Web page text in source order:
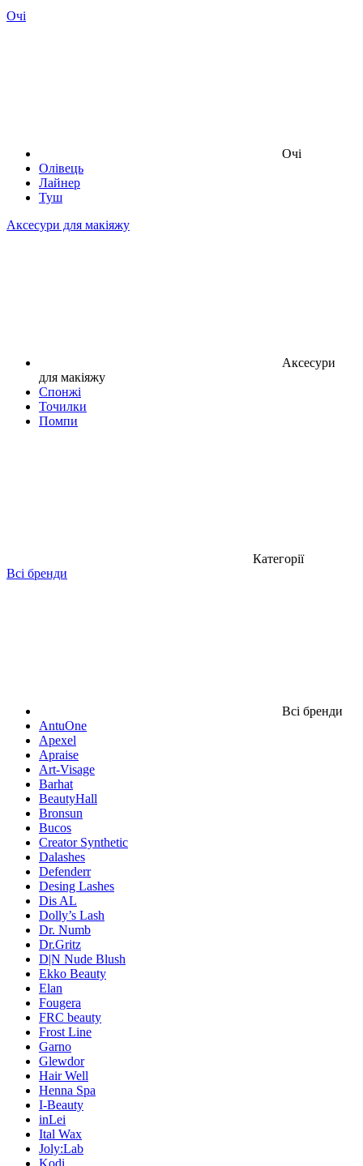
Очі
Очі
Олівець
Лайнер
Туш
Аксесури для макіяжу
Аксесури
для макіяжу
Спонжі
Точилки
Помпи
Категорії
Всі бренди
Всі бренди
AntuOne
Apexel
Apraise
Art-Visage
Barhat
BeautyHall
Bronsun
Bucos
Creator Synthetic
Dalashes
Defenderr
Desing Lashes
Dis AL
Dolly’s Lash
Dr. Numb
Dr.Gritz
D|N Nude Blush
Ekko Beauty
Elan
Fougera
FRC beauty
Frost Line
Garno
Glewdor
Hair Well
Henna Spa
I-Beauty
inLei
Ital Wax
Joly:Lab
Kodi